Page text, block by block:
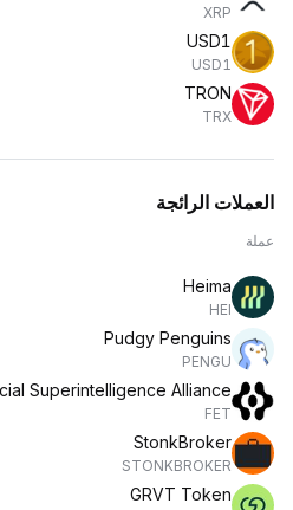
XRP
USD1
USD1
TRON
TRX
العملات الرائجة
عملة
Heima
HEI
Pudgy Penguins
PENGU
Superintelligence Alliance
FET
StonkBroker
STONKBROKER
GRVT Token